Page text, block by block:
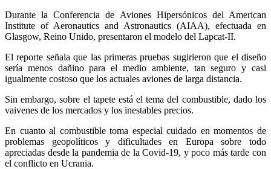
Durante la Conferencia de Aviones Hipersónicos del American
Institute of Aeronautics and Astronautics (AIAA), efectuada en
Glasgow, Reino Unido, presentaron el modelo del Lapcat-II.
El reporte señala que las primeras pruebas sugirieron que el diseño
sería menos dañino para el medio ambiente, tan seguro y casi
igualmente costoso que los actuales aviones de larga distancia.
Sin embargo, sobre el tapete está el tema del combustible, dado los
vaivenes de los mercados y los inestables precios.
En cuanto al combustible toma especial cuidado en momentos de
problemas geopolíticos y dificultades en Europa sobre todo
apreciadas desde la pandemia de la Covid-19, y poco más tarde con
el conflicto en Ucrania.